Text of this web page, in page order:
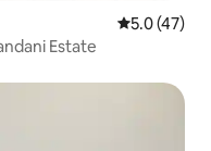
Calificación
5.0 (47)
Estate